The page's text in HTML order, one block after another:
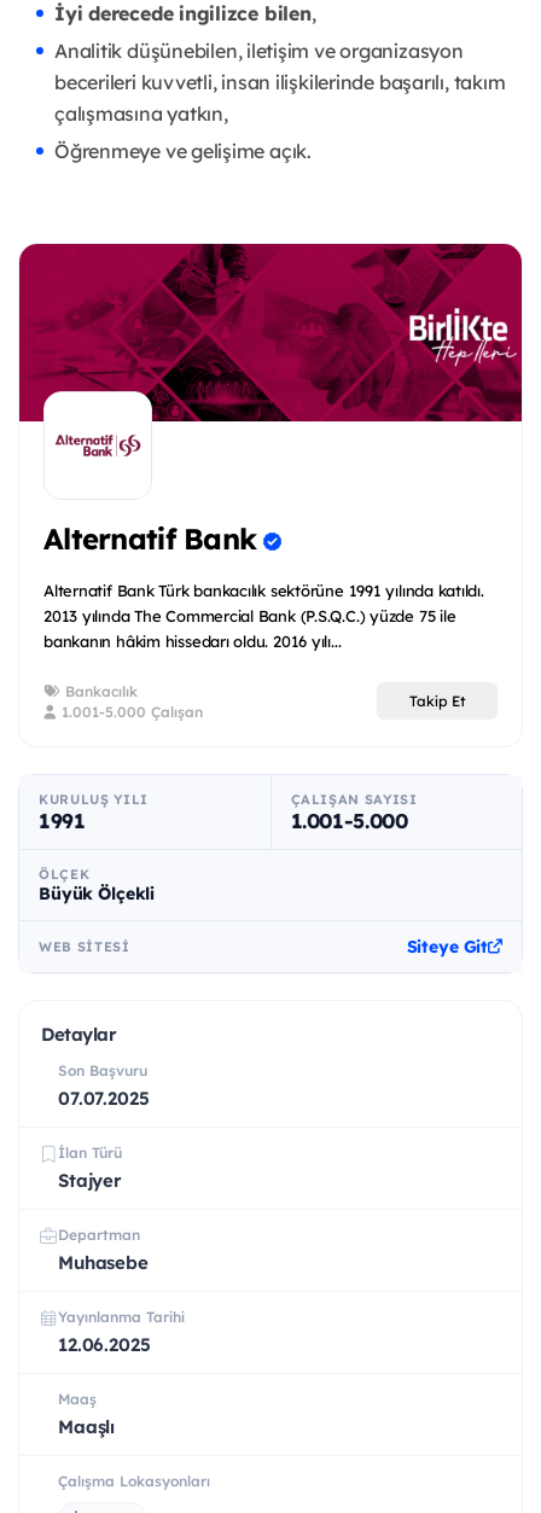
İyi derecede ingilizce bilen,
Analitik düşünebilen, iletişim ve organizasyon
becerileri kuvvetli, insan ilişkilerinde başarılı, takım
çalışmasına yatkın,
Öğrenmeye ve gelişime açık.
Alternatif Bank
Alternatif Bank Türk bankacılık sektörüne 1991 yılında katıldı.
2013 yılında The Commercial Bank (P.S.Q.C.) yüzde 75 ile
bankanın hâkim hissedarı oldu. 2016 yılı...
Bankacılık
1.001-5.000 Çalışan
Takip Et
KURULUŞ YILI
1991
ÇALIŞAN SAYISI
1.001-5.000
ÖLÇEK
Büyük Ölçekli
WEB SITESI Siteye Git
Detaylar
Son Başvuru
07.07.2025
İlan Türü
Stajyer
Departman
Muhasebe
Yayınlanma Tarihi
12.06.2025
Maaş
Maaşlı
Çalışma Lokasyonları